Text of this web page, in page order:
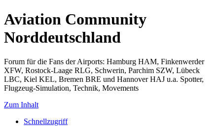
Aviation Community
Norddeutschland
Forum für die Fans der Airports: Hamburg HAM, Finkenwerder
XFW, Rostock-Laage RLG, Schwerin, Parchim SZW, Lübeck
LBC, Kiel KEL, Bremen BRE und Hannover HAJ u.a. Spotter,
Flugzeug-Simulation, Technik, Movements
Zum Inhalt
Schnellzugriff